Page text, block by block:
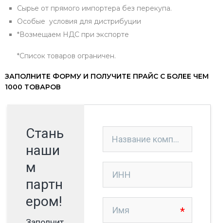
Сырье от прямого импортера без перекупа.
Особые условия для дистрибуции
*Возмещаем НДС при экспорте
*Список товаров ограничен.
ЗАПОЛНИТЕ ФОРМУ И ПОЛУЧИТЕ ПРАЙС С БОЛЕЕ ЧЕМ
1000 ТОВАРОВ